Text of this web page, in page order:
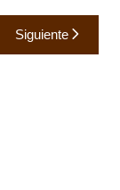
Siguiente